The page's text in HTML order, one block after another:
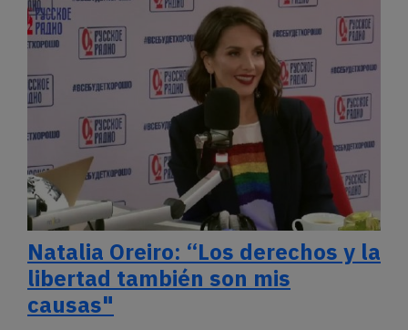
Natalia Oreiro: “Los derechos y la
libertad también son mis
causas"